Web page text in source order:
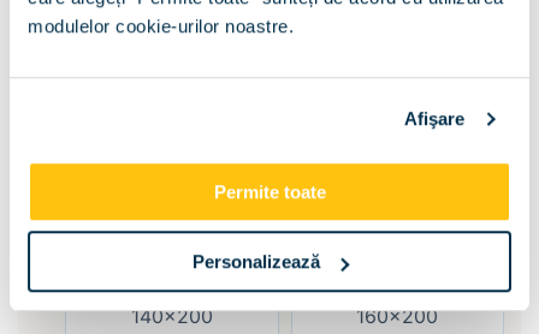
modulelor cookie-urilor noastre.
Afişare
Permite toate
Personalizează
Model:
Dimensiune pat:
140x200 160x200